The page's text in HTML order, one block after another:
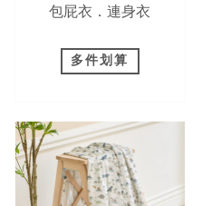
包屁衣．連身衣
多件划算